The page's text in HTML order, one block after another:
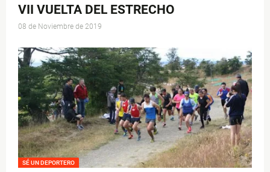
VII VUELTA DEL ESTRECHO
08 de Noviembre de 2019
SÉ UN DEPORTERO